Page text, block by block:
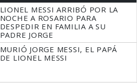
LIONEL MESSI ARRIBÓ POR LA
NOCHE A ROSARIO PARA
DESPEDIR EN FAMILIA A SU
PADRE JORGE
MURIÓ JORGE MESSI, EL PAPÁ
DE LIONEL MESSI